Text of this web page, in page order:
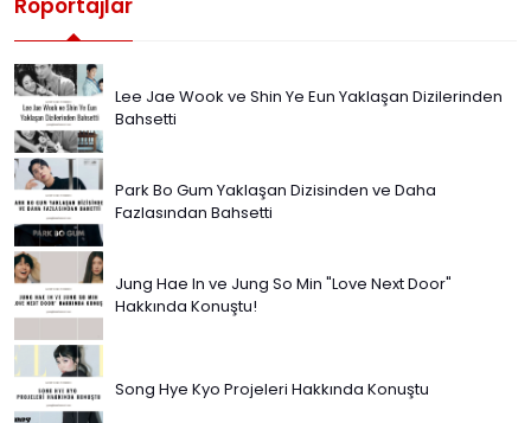
Lee Jae Wook ve Shin Ye Eun Yaklaşan Dizilerinden
Bahsetti
Park Bo Gum Yaklaşan Dizisinden ve Daha
Fazlasından Bahsetti
Jung Hae In ve Jung So Min "Love Next Door"
Hakkında Konuştu!
Song Hye Kyo Projeleri Hakkında Konuştu